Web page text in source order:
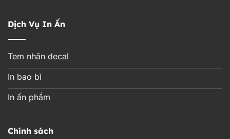
Dịch Vụ In Ấn
Tem nhãn decal
In bao bì
In ấn phẩm
Chính sách